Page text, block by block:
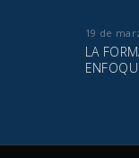
19 de
LA